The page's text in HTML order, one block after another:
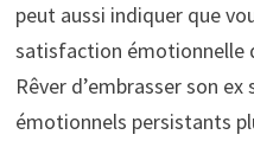
peut aussi indiquer que
satisfaction émotionnelle
Rêver d’embrasser son
émotionnels persistants